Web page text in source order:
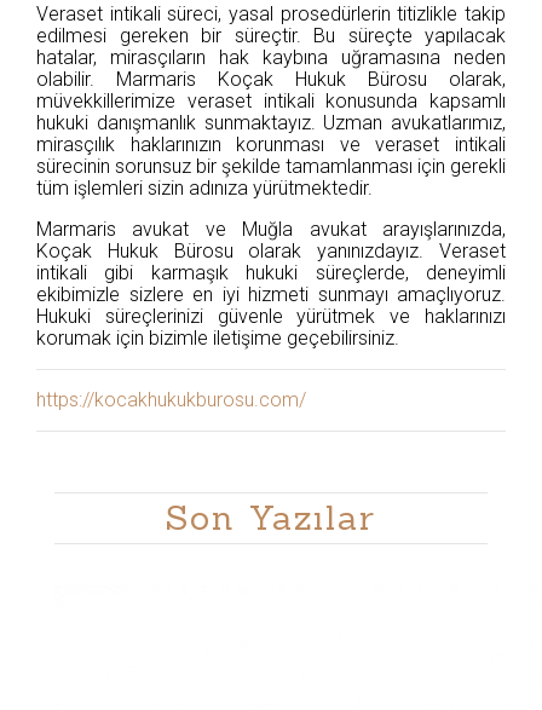
Veraset intikali süreci, yasal prosedürlerin titizlikle takip
edilmesi gereken bir süreçtir. Bu süreçte yapılacak
hatalar, mirasçıların hak kaybına uğramasına neden
olabilir. Marmaris Koçak Hukuk Bürosu olarak,
müvekkillerimize veraset intikali konusunda kapsamlı
hukuki danışmanlık sunmaktayız. Uzman avukatlarımız,
mirasçılık haklarınızın korunması ve veraset intikali
sürecinin sorunsuz bir şekilde tamamlanması için gerekli
tüm işlemleri sizin adınıza yürütmektedir.
Marmaris avukat ve Muğla avukat arayışlarınızda,
Koçak Hukuk Bürosu olarak yanınızdayız. Veraset
intikali gibi karmaşık hukuki süreçlerde, deneyimli
ekibimizle sizlere en iyi hizmeti sunmayı amaçlıyoruz.
Hukuki süreçlerinizi güvenle yürütmek ve haklarınızı
korumak için bizimle iletişime geçebilirsiniz.
https://kocakhukukburosu.com/
Son Yazılar